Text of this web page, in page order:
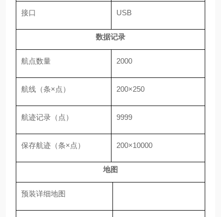
接口 USB
数据记录
航点数量 2000
航线（条×点） 200×250
航迹记录（点） 9999
保存航迹（条×点） 200×10000
地图
预装详细地图